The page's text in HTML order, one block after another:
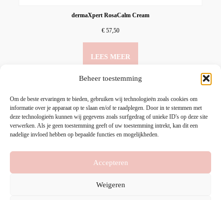
Beheer toestemming
Om de beste ervaringen te bieden, gebruiken wij technologieën zoals cookies om
informatie over je apparaat op te slaan en/of te raadplegen. Door in te stemmen met
deze technologieën kunnen wij gegevens zoals surfgedrag of unieke ID's op deze site
verwerken. Als je geen toestemming geeft of uw toestemming intrekt, kan dit een
nadelige invloed hebben op bepaalde functies en mogelijkheden.
Accepteren
Weigeren
dermaXpert RosaCalm Cream
€ 57,50
LEES MEER